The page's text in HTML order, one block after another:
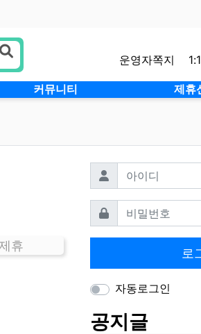
운영자쪽지
커뮤니티 제휴
휴
아이디 필수
비밀번호필수
로
자동로그인
공지글